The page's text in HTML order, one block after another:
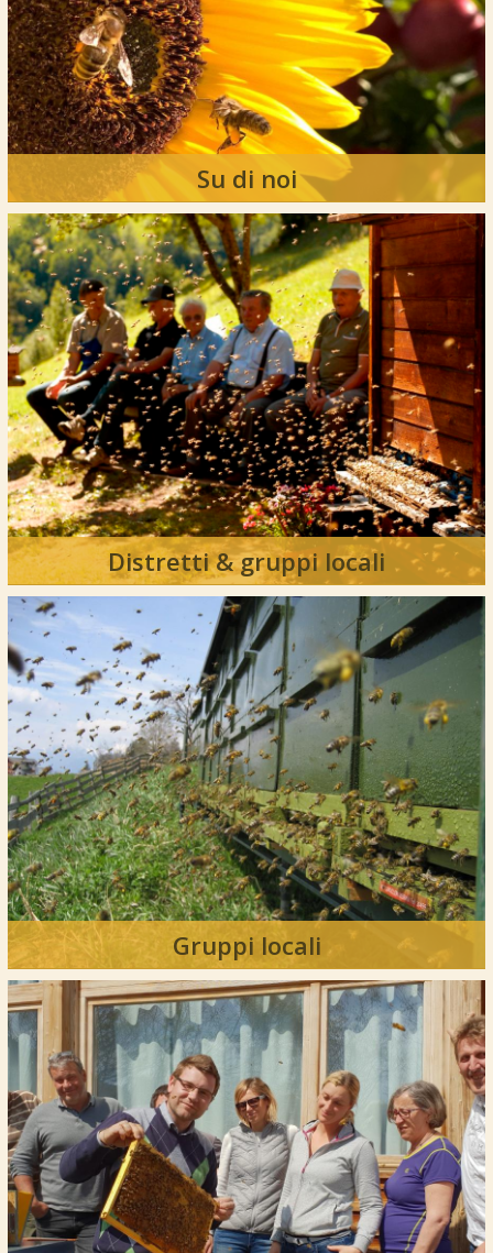
Su di noi
Distretti & gruppi locali
Gruppi locali